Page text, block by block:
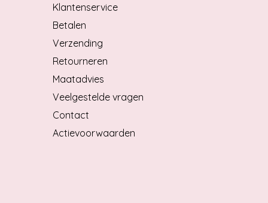
Klantenservice
Betalen
Verzending
Retourneren
Maatadvies
Veelgestelde vragen
Contact
Actievoorwaarden